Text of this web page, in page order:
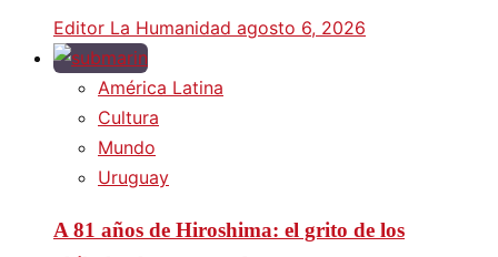
Editor La Humanidad agosto 6, 2026
América Latina
Cultura
Mundo
Uruguay
A 81 años de Hiroshima: el grito de los